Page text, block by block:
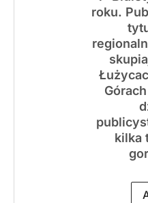
roku.
kilka